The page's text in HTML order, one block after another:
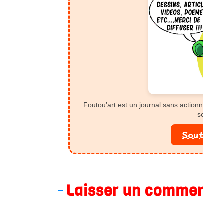
Foutou’art est un journal sans
Laisser un